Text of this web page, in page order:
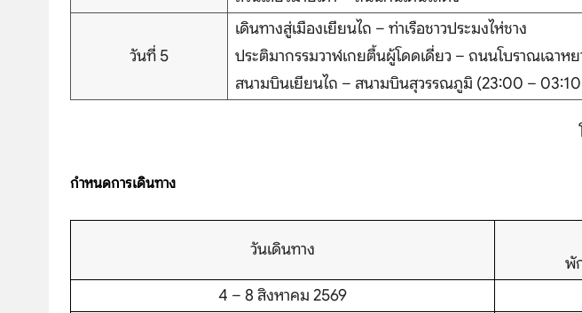
เส้นทางที่ต้องการ
วันที่ 5
เดินทางสู่เมืองเยียนไถ – ท่าเรือชาวประมงไห่ชาง
ประติมากรรมวาฬเกยตื้นผู้โดดเดี่ยว – ถนนโบราณเฉาหย
สนามบินเยียนไถ – สนามบินสุวรรณภูมิ (23:00 –
กำหนดการเดินทาง
วันเดินทาง
พั
4 – 8 สิงหาคม 2569